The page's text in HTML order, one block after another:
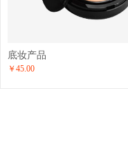
底妆产品
￥45.00